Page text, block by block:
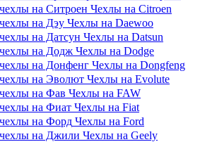
Чехлы на Citroen
Чехлы на Daewoo
Чехлы на Datsun
Чехлы на Dodge
Чехлы на Dongfeng
Чехлы на Evolute
Чехлы на FAW
Чехлы на Fiat
Чехлы на Ford
Чехлы на Geely